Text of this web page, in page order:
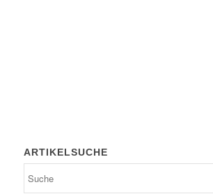
ARTIKELSUCHE